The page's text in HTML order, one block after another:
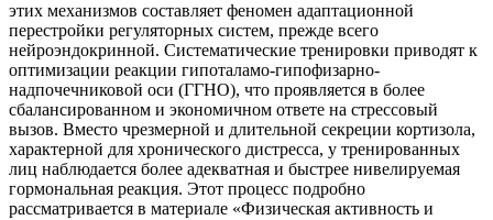
этих механизмов составляет феномен адаптационной
перестройки регуляторных систем, прежде всего
нейроэндокринной. Систематические тренировки приводят к
оптимизации реакции гипоталамо-гипофизарно-
надпочечниковой оси (ГГНО), что проявляется в более
сбалансированном и экономичном ответе на стрессовый
вызов. Вместо чрезмерной и длительной секреции кортизола,
характерной для хронического дистресса, у тренированных
лиц наблюдается более адекватная и быстрее нивелируемая
гормональная реакция. Этот процесс подробно
рассматривается в материале «Физическая активность и